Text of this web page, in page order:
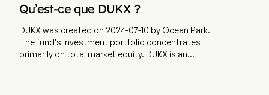
Qu’est-ce que DUKX ?
DUKX was created on 2024-07-10 by Ocean Park.
The fund's investment portfolio concentrates
primarily on total market equity. DUKX is an